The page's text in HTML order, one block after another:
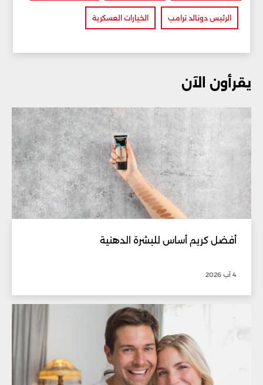
الرئيس دونالد ترامب الخيارات العسكرية
يقرأون الآن
أفضل كريم أساس للبشرة الدهنية
4 آب 2026